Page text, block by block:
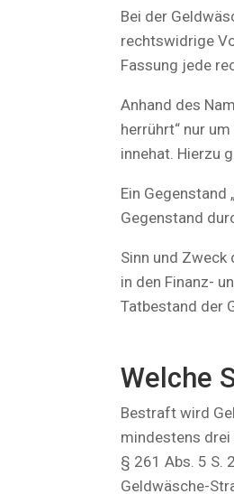
Bei der
rechtswidrige
Fassung jede
Anhand des
herrührt“ nur
innehat. Hierzu
Ein Gegenstand
Gegenstand
Sinn und
in den Finanz-
Tatbestand der
Welche
Bestraft wird
mindestens drei
§ 261 Abs. 5 S.
Geldwäsche-